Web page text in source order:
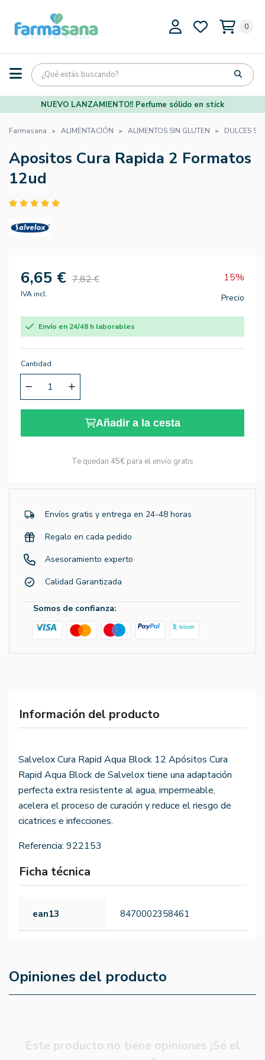
0
NUEVO LANZAMIENTO!! Perfume sólido en stick
Farmasana ALIMENTACIÓN ALIMENTOS SIN GLUTEN DULCES
Apositos Cura Rapida 2 Formatos
12ud
6,65 € 7,82 € 15%
IVA incl. Precio
Envío en 24/48 h laborables
Cantidad
Añadir a la cesta
Te quedan 45€ para el envío gratis
Envíos gratis y entrega en 24-48 horas
Regalo en cada pedido
Asesoramiento experto
Calidad Garantizada
Somos de confianza:
Información del producto
Salvelox Cura Rapid Aqua Block 12 Apósitos Cura
Rapid Aqua Block de Salvelox tiene una adaptación
perfecta extra resistente al agua, impermeable,
acelera el proceso de curación y reduce el riesgo de
cicatrices e infecciones.
Referencia: 922153
Ficha técnica
ean13 8470002358461
Opiniones del producto
Este producto no tiene opiniones ¡Sé el